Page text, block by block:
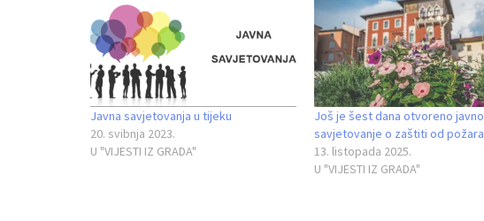
Javna savjetovanja u tijeku
20. svibnja 2023.
U "VIJESTI IZ GRADA"
Još je šest dana otvoreno javno
savjetovanje o zaštiti od požara
13. listopada 2025.
U "VIJESTI IZ GRADA"